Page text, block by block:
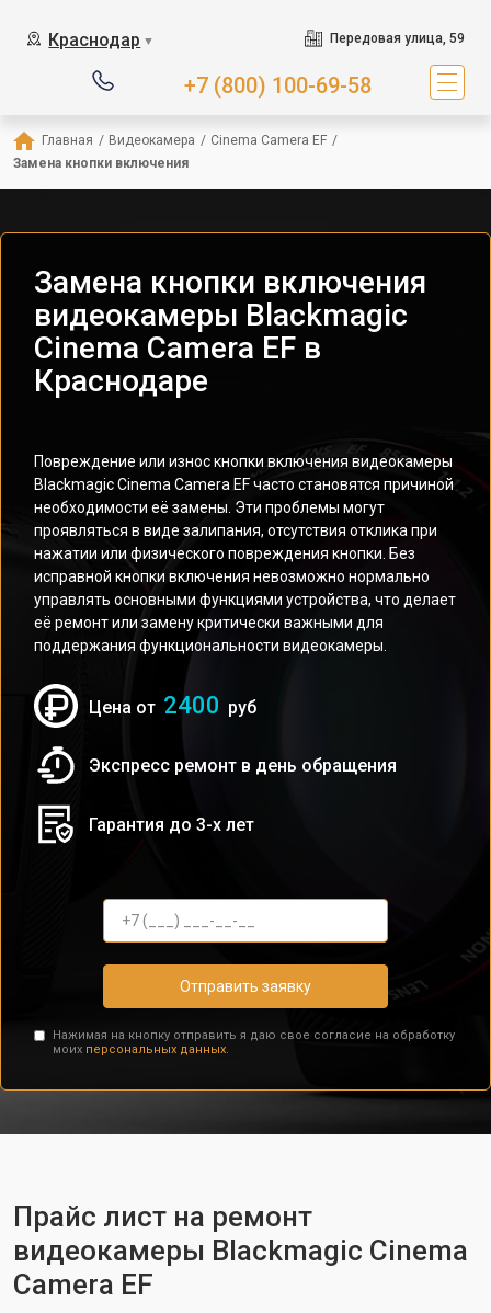
Краснодар ▼ Передовая улица, 59
+7 (800) 100-69-58
Главная / Видеокамера / Cinema Camera EF /
Замена кнопки включения
Замена кнопки включения
видеокамеры Blackmagic
Cinema Camera EF в
Краснодаре
Повреждение или износ кнопки включения видеокамеры
Blackmagic Cinema Camera EF часто становятся причиной
необходимости её замены. Эти проблемы могут
проявляться в виде залипания, отсутствия отклика при
нажатии или физического повреждения кнопки. Без
исправной кнопки включения невозможно нормально
управлять основными функциями устройства, что делает
её ремонт или замену критически важными для
поддержания функциональности видеокамеры.
Цена от 2400 руб
Экспресс ремонт в день обращения
Гарантия до 3-х лет
Отправить заявку
Нажимая на кнопку отправить я даю свое согласие на обработку
моих персональных данных.
Прайс лист на ремонт
видеокамеры Blackmagic Cinema
Camera EF